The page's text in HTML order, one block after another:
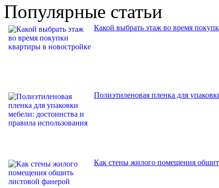
Популярные статьи
Какой выбрать этаж во время
Полиэтиленовая пленка для
Как стены жилого помещения